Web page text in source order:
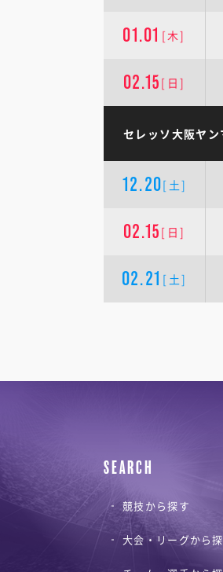
01.01 [木]
02.15 [日]
セレッソ大阪ヤ
12.20[土]
02.15 [日]
02.21 [土]
SEARCH
競技から探す
大会・リーグから